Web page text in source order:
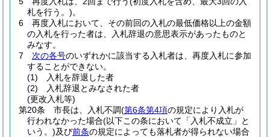
札を行う。)。
6
再度入札において、その前回の入札の最低価格以上の金額
の入札を行った者は、入札辞退の意思表示があったものと
みなす。
7
次の各号のいずれかに該当する入札者は、再度入札に参加
することができない。
(1)
入札を辞退した者
(2)
入札辞退とみなされた者
(更改入札等)
第20条
市長は、入札不調(第6条第4項の規定により入札が
行われなかった場合(以下この条において「入札不成立」と
いう。)及び前条の規定によっても落札者が得られない場合